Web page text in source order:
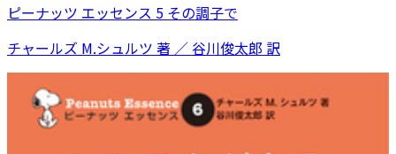
ピーナッツ エッセンス 5 その調子で
チャールズ M.シュルツ 著 ／ 谷川俊太郎 訳